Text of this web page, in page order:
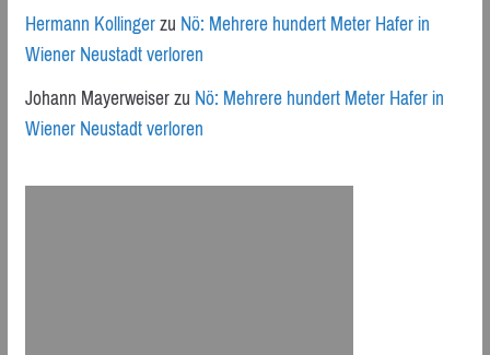
Hermann KollingerzuNö: Mehrere hundert Meter Hafer in
Wiener Neustadt verloren
Johann MayerweiserzuNö: Mehrere hundert Meter Hafer in
Wiener Neustadt verloren